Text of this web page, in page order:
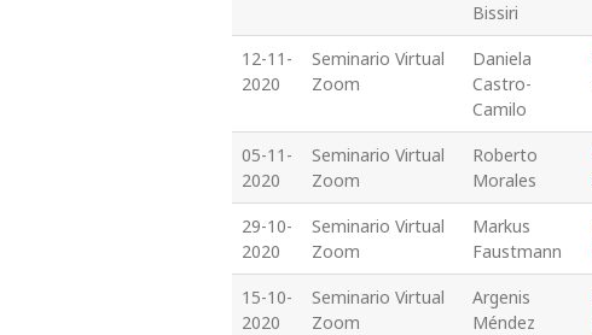
Bissiri
12-11-
2020
Seminario Virtual
Zoom
Daniela
Castro-
Camilo
05-11-
2020
Seminario Virtual
Zoom
Roberto
Morales
29-10-
2020
Seminario Virtual
Zoom
Markus
Faustmann
15-10-
2020
Seminario Virtual
Zoom
Argenis
Méndez